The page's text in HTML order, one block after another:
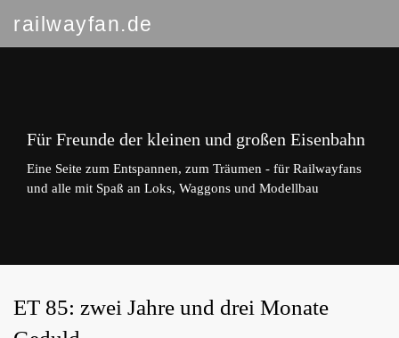
railwayfan.de
Für Freunde der kleinen und großen Eisenbahn
Eine Seite zum Entspannen, zum Träumen - für Railwayfans
und alle mit Spaß an Loks, Waggons und Modellbau
ET 85: zwei Jahre und drei Monate